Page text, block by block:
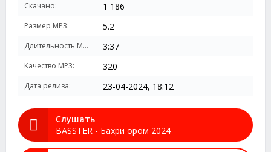
Скачано: 1 186
Размер MP3: 5.2
Длительность MP3: 3:37
Качество MP3: 320
Дата релиза: 23-04-2024, 18:12
Слушать
BASSTER - Бахри ором 2024